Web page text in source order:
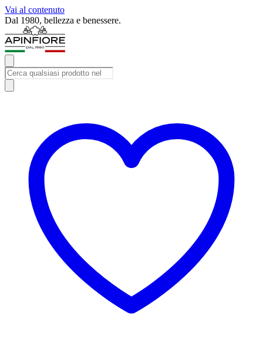
Vai al contenuto
Iscriviti alla newsletter e ricevi subito uno sconto del 10%.